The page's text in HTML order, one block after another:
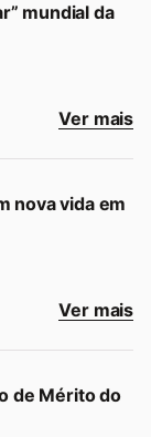
mundial da
Ver mais
nova vida em
Ver mais
de Mérito do